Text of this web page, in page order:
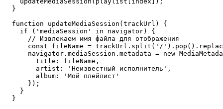
  }
  function updateMediaSession(trackUrl) {
    if ('mediaSession' in navigator) {
      // Извлекаем имя файла для отображения
const fileName = trackUrl.split('/
navigator.mediaSession.metadata = new
        title: fileName,
        artist: 'Неизвестный исполнитель',
        album: 'Мой плейлист'
      });
    }
  }